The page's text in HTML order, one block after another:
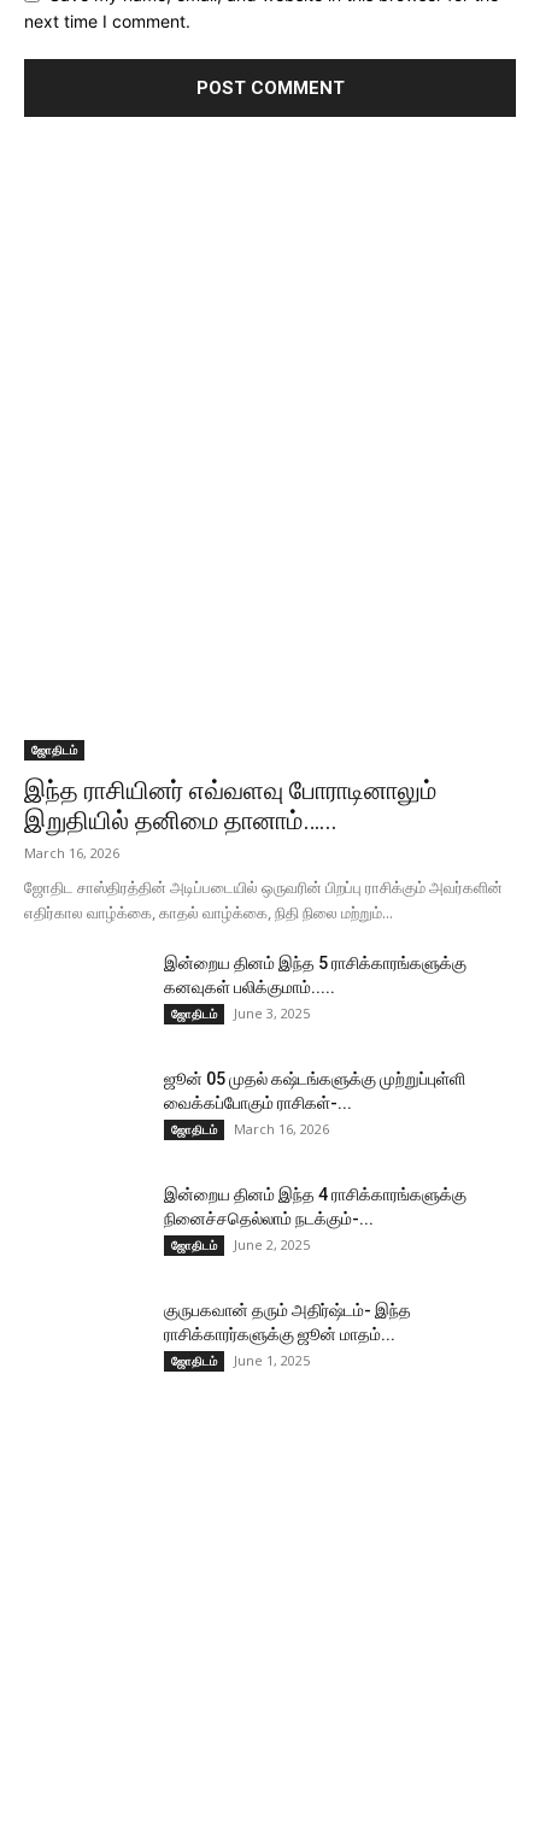
next time I comment.
ஜோதிடம்
இந்த ராசியினர் எவ்வளவு போராடினாலும்
இறுதியில் தனிமை தானாம்…...
March 16, 2026
ஜோதிட சாஸ்திரத்தின் அடிப்படையில் ஒருவரின் பிறப்பு ராசிக்கும் அவர்களின்
எதிர்கால வாழ்க்கை, காதல் வாழ்க்கை, நிதி நிலை மற்றும்...
இன்றைய தினம் இந்த 5 ராசிக்காரங்களுக்கு
கனவுகள் பலிக்குமாம்.....
ஜோதிடம் June 3, 2025
ஜூன் 05 முதல் கஷ்டங்களுக்கு முற்றுப்புள்ளி
வைக்கப்போகும் ராசிகள்-...
ஜோதிடம் March 16, 2026
இன்றைய தினம் இந்த 4 ராசிக்காரங்களுக்கு
நினைச்சதெல்லாம் நடக்கும்-...
ஜோதிடம் June 2, 2025
குருபகவான் தரும் அதிர்ஷ்டம்- இந்த
ராசிக்காரர்களுக்கு ஜூன் மாதம்...
ஜோதிடம் June 1, 2025